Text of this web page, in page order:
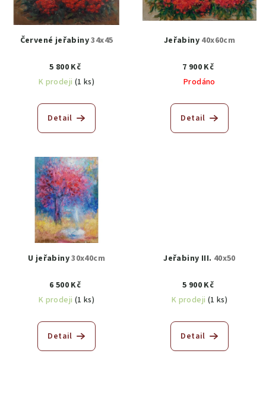
Červené jeřabiny34x45
5 800 Kč
K prodeji (1 ks)
Detail
Jeřabiny 40x60cm
7 900 Kč
Prodáno
Detail
U jeřabiny30x40cm
6 500 Kč
K prodeji (1 ks)
Detail
Jeřabiny III. 40x50
5 900 Kč
K prodeji (1 ks)
Detail